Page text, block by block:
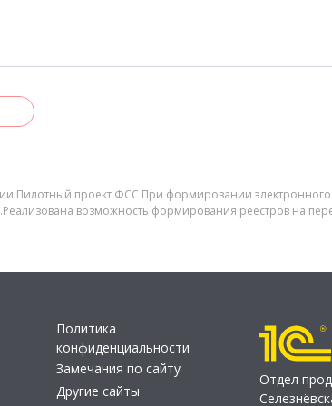
Пилотный проект ФСС При формировании электронного
возможность формирования реестров на
Политика
конфиденциальности
Замечания по сайту
Другие сайты
Отдел